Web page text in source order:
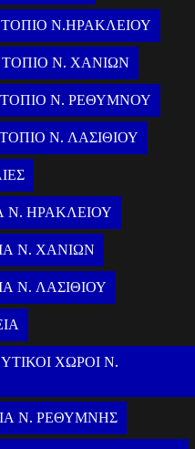
ΤΟΠΙΟ Ν.ΗΡΑΚΛΕΙΟΥ
ΤΟΠΙΟ Ν. ΧΑΝΙΩΝ
ΤΟΠΙΟ Ν. ΡΕΘΥΜΝΟΥ
Ν. ΛΑΣΙΘΙΟΥ
Ν. ΗΡΑΚΛΕΙΟΥ
Ν. ΧΑΝΙΩΝ
Ν. ΛΑΣΙΘΙΟΥ
ΧΩΡΟΙ Ν.
Ν. ΡΕΘΥΜΝΗΣ